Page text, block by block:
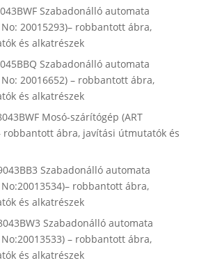
Szabadonálló automata
No: 20015293)– robbantott ábra,
és alkatrészek
Szabadonálló automata
No: 20016652) – robbantott ábra,
és alkatrészek
Mosó-szárítógép (ART
robbantott ábra, javítási útmutatók és
Szabadonálló automata
No:20013534)– robbantott ábra,
és alkatrészek
Szabadonálló automata
No:20013533) – robbantott ábra,
és alkatrészek